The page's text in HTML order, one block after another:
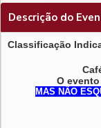
Descrição do
Classificação
O
MAS NÃO